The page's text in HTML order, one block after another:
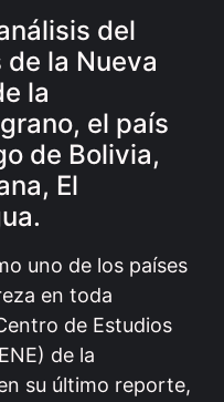
del
la Nueva
la
el país
de Bolivia,
El
uno de los países
en toda
de Estudios
de la
su último reporte,